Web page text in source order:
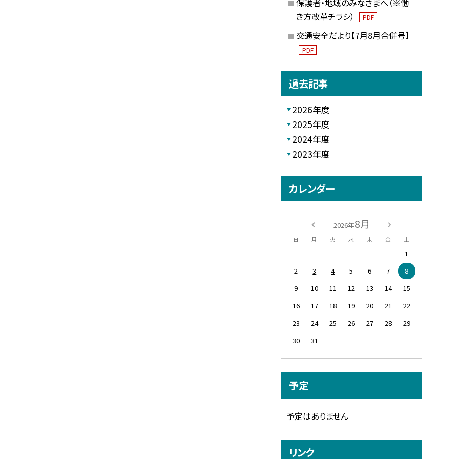
き方改革チラシ）
PDF
交通安全だより【7月8月合併号】
PDF
過去記事
2026年度
2025年度
2024年度
2023年度
カレンダー
2026年8月
日 月 火 水 木 金 土
1
2
3 4 5 6 7
8
9
10 11 12 13 14
15
16
17 18 19 20 21
22
23
24 25 26 27 28
29
30
31
予定
予定はありません
リンク